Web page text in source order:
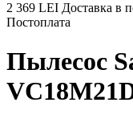
2 369 LEI Доставка в
Постоплата
Пылесос